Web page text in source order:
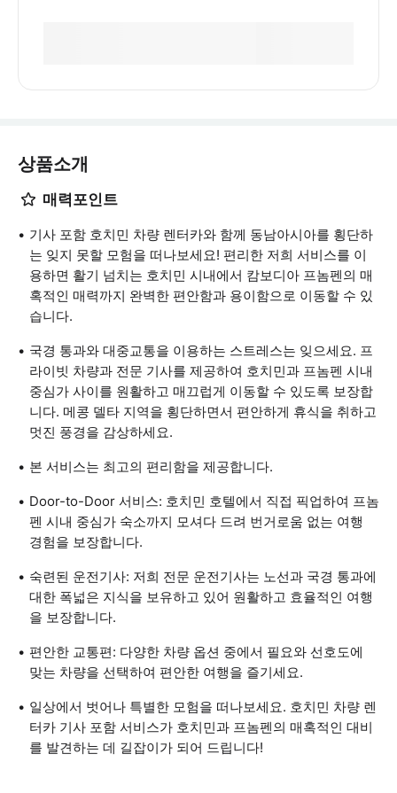
상품소개
매력포인트
기사 포함 호치민 차량 렌터카와 함께 동남아시아를 횡단하
는 잊지 못할 모험을 떠나보세요! 편리한 저희 서비스를 이
용하면 활기 넘치는 호치민 시내에서 캄보디아 프놈펜의 매
혹적인 매력까지 완벽한 편안함과 용이함으로 이동할 수 있
습니다.
국경 통과와 대중교통을 이용하는 스트레스는 잊으세요. 프
라이빗 차량과 전문 기사를 제공하여 호치민과 프놈펜 시내
중심가 사이를 원활하고 매끄럽게 이동할 수 있도록 보장합
니다. 메콩 델타 지역을 횡단하면서 편안하게 휴식을 취하고
멋진 풍경을 감상하세요.
본 서비스는 최고의 편리함을 제공합니다.
Door-to-Door 서비스: 호치민 호텔에서 직접 픽업하여 프놈
펜 시내 중심가 숙소까지 모셔다 드려 번거로움 없는 여행
경험을 보장합니다.
숙련된 운전기사: 저희 전문 운전기사는 노선과 국경 통과에
대한 폭넓은 지식을 보유하고 있어 원활하고 효율적인 여행
을 보장합니다.
편안한 교통편: 다양한 차량 옵션 중에서 필요와 선호도에
맞는 차량을 선택하여 편안한 여행을 즐기세요.
일상에서 벗어나 특별한 모험을 떠나보세요. 호치민 차량 렌
터카 기사 포함 서비스가 호치민과 프놈펜의 매혹적인 대비
를 발견하는 데 길잡이가 되어 드립니다!